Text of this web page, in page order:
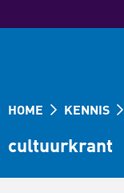
HOME KENNIS
cultuurkrant